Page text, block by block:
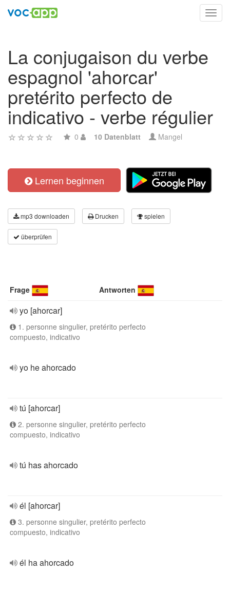
La conjugaison du verbe
espagnol 'ahorcar'
pretérito perfecto de
indicativo - verbe régulier
0 10 Datenblatt Mangel
Lernen beginnen
mp3 downloaden Drucken spielen
überprüfen
Frage Antworten
yo [ahorcar]
1. personne singulier, pretérito perfecto
compuesto, indicativo
yo he ahorcado
tú [ahorcar]
2. personne singulier, pretérito perfecto
compuesto, indicativo
tú has ahorcado
él [ahorcar]
3. personne singulier, pretérito perfecto
compuesto, indicativo
él ha ahorcado